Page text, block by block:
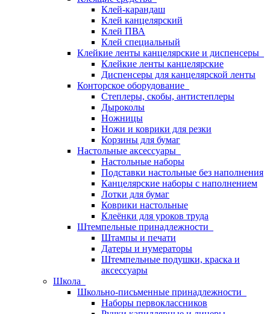
Клей-карандаш
Клей канцелярский
Клей ПВА
Клей специальный
Клейкие ленты канцелярские и диспенсеры
Клейкие ленты канцелярские
Диспенсеры для канцелярской ленты
Конторское оборудование
Степлеры, скобы, антистеплеры
Дыроколы
Ножницы
Ножи и коврики для резки
Корзины для бумаг
Настольные аксессуары
Настольные наборы
Подставки настольные без наполнения
Канцелярские наборы с наполнением
Лотки для бумаг
Коврики настольные
Клеёнки для уроков труда
Штемпельные принадлежности
Штампы и печати
Датеры и нумераторы
Штемпельные подушки, краска и
аксессуары
Школа
Школьно-письменные принадлежности
Наборы первоклассников